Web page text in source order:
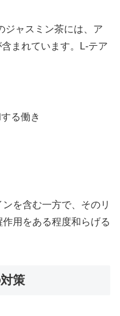
ジャスミン茶には、ア
まれています。L-テア
る働き
を含む一方で、そのリ
用をある程度和らげる
策